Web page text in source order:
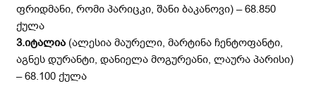
ფრიდმანი, რომი პარიცკი, შანი ბაკანოვი) – 68.850
ქულა
3.იტალია (ალესია მაურელი, მარტინა ჩენტოფანტი,
აგნეს დურანტი, დანიელა მოგურეანი, ლაურა პარისი)
– 68.100 ქულა